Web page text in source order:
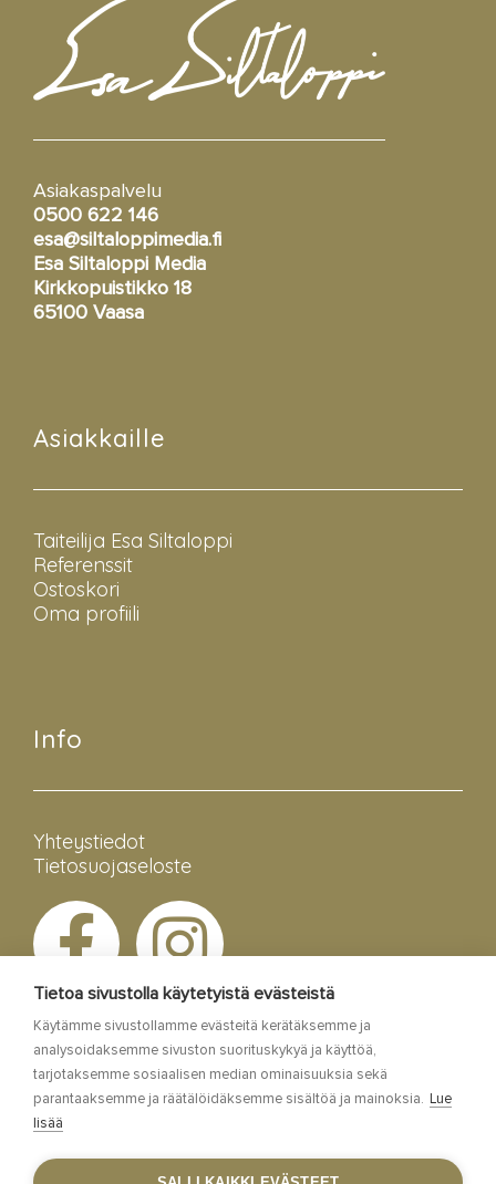
Asiakaspalvelu
0500 622 146
esa@siltaloppimedia.fi
Esa Siltaloppi Media
Kirkkopuistikko 18
65100 Vaasa
Asiakkaille
Taiteilija Esa Siltaloppi
Referenssit
Ostoskori
Oma profiili
Info
Yhteystiedot
Tietosuojaseloste
Esa Siltaloppi Media
Tietoa sivustolla käytetyistä evästeistä
Käytämme sivustollamme evästeitä kerätäksemme ja
analysoidaksemme sivuston suorituskykyä ja käyttöä,
tarjotaksemme sosiaalisen median ominaisuuksia sekä
parantaaksemme ja räätälöidäksemme sisältöä ja mainoksia.
Lue
lisää